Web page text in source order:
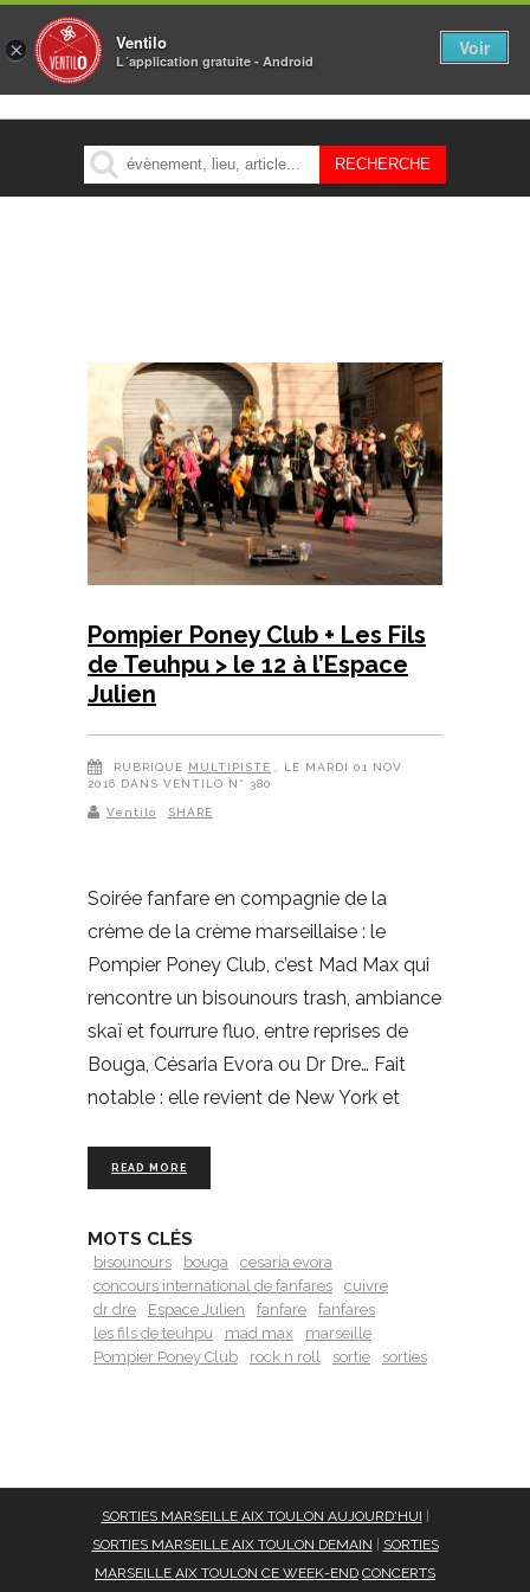
MENU
Pompier Poney Club + Les Fils
de Teuhpu > le 12 à l’Espace
Julien
RUBRIQUE MULTIPISTE
, LE MARDI 01 NOV
2016 DANS VENTILO N° 380
Ventilo SHARE
Soirée fanfare en compagnie de la
crème de la crème marseillaise : le
Pompier Poney Club, c’est Mad Max qui
rencontre un bisounours trash, ambiance
skaï et fourrure fluo, entre reprises de
Bouga, Césaria Evora ou Dr Dre… Fait
notable : elle revient de New York et
READ MORE
MOTS CLÉS
bisounours bouga
cesaria evora
concours international de fanfares
cuivre
dr dre
Espace Julien fanfare
fanfares
les fils de teuhpu
mad max
marseille
Pompier Poney Club
rock n roll sortie sorties
SORTIES MARSEILLE AIX TOULON AUJOURD'HUI
SORTIES MARSEILLE AIX TOULON DEMAIN
SORTIES
MARSEILLE AIX TOULON CE WEEK-END CONCERTS
× Ventilo
L´application gratuite - Android
Voir